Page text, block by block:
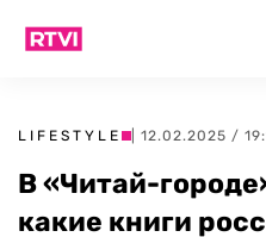
LIFESTYLE | 12.02.2025 /
В «Читай-
какие книги